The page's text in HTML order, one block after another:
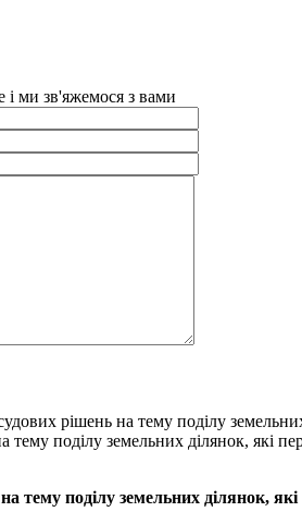
і ми зв'яжемося з вами
рішень на тему поділу
тему поділу земельних ділянок, які
тему поділу земельних ділянок,